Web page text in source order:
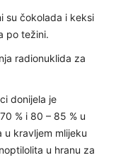
su čokolada i keksi
po težini.
radionuklida za
donijela je
% i 80 – 85 % u
u kravljem mlijeku
u hranu za